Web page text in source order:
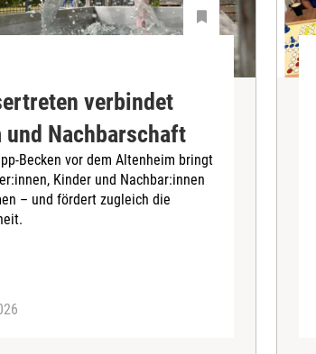
verbindet
und Nachbarschaft
Becken vor dem Altenheim bringt
Kinder und Nachbar:innen
– und fördert zugleich die